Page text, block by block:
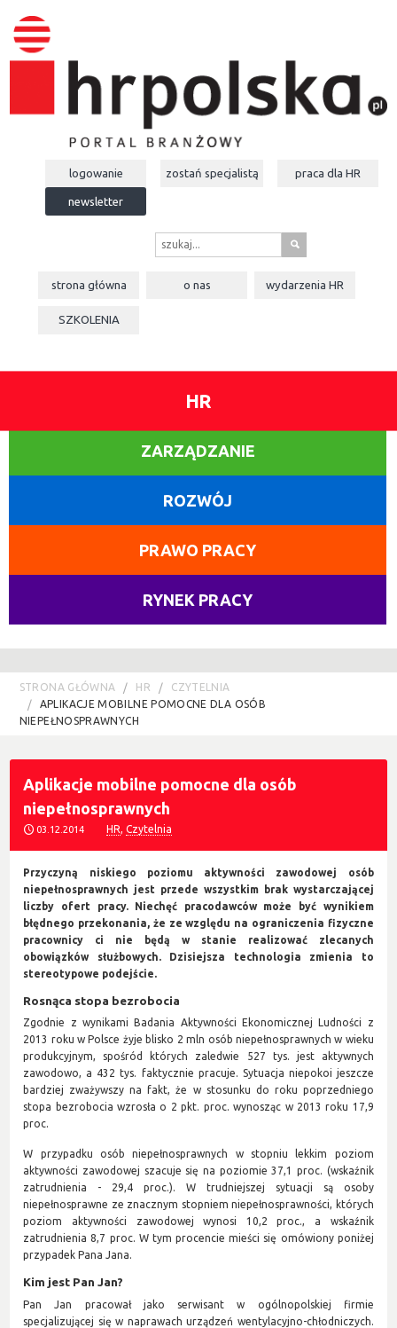
logowanie zostań specjalistą praca dla HR
newsletter
s
strona główna o nas wydarzeniaHR
SZKOLENIA
HR
ZARZĄDZANIE
ROZWÓJ
PRAWO PRACY
RYNEK PRACY
STRONA GŁÓWNA HR
CZYTELNIA
APLIKACJE MOBILNE POMOCNE DLA OSÓB
NIEPEŁNOSPRAWNYCH
Aplikacje mobilne pomocne dla osób
niepełnosprawnych
03.12.2014 HR,Czytelnia
Przyczyną niskiego poziomu aktywności zawodowej osób
niepełnosprawnych jest przede wszystkim brak wystarczającej
liczby ofert pracy. Niechęć pracodawców może być wynikiem
błędnego przekonania, że ze względu na ograniczenia fizyczne
pracownicy ci nie będą w stanie realizować zlecanych
obowiązków służbowych. Dzisiejsza technologia zmienia to
stereotypowe podejście.
Rosnąca stopa bezrobocia
Zgodnie z wynikami Badania Aktywności Ekonomicznej Ludności z
2013 roku w Polsce żyje blisko 2 mln osób niepełnosprawnych w wieku
produkcyjnym, spośród których zaledwie 527 tys. jest aktywnych
zawodowo, a 432 tys. faktycznie pracuje. Sytuacja niepokoi jeszcze
bardziej zważywszy na fakt, że w stosunku do roku poprzedniego
stopa bezrobocia wzrosła o 2 pkt. proc. wynosząc w 2013 roku 17,9
proc.
W przypadku osób niepełnosprawnych w stopniu lekkim poziom
aktywności zawodowej szacuje się na poziomie 37,1 proc. (wskaźnik
zatrudnienia - 29,4 proc.). W trudniejszej sytuacji są osoby
niepełnosprawne ze znacznym stopniem niepełnosprawności, których
poziom aktywności zawodowej wynosi 10,2 proc., a wskaźnik
zatrudnienia 8,7 proc. W tym procencie mieści się omówiony poniżej
przypadek Pana Jana.
Kim jest Pan Jan?
Pan Jan pracował jako serwisant w ogólnopolskiej firmie
specjalizującej się w naprawach urządzeń wentylacyjno-chłodniczych.